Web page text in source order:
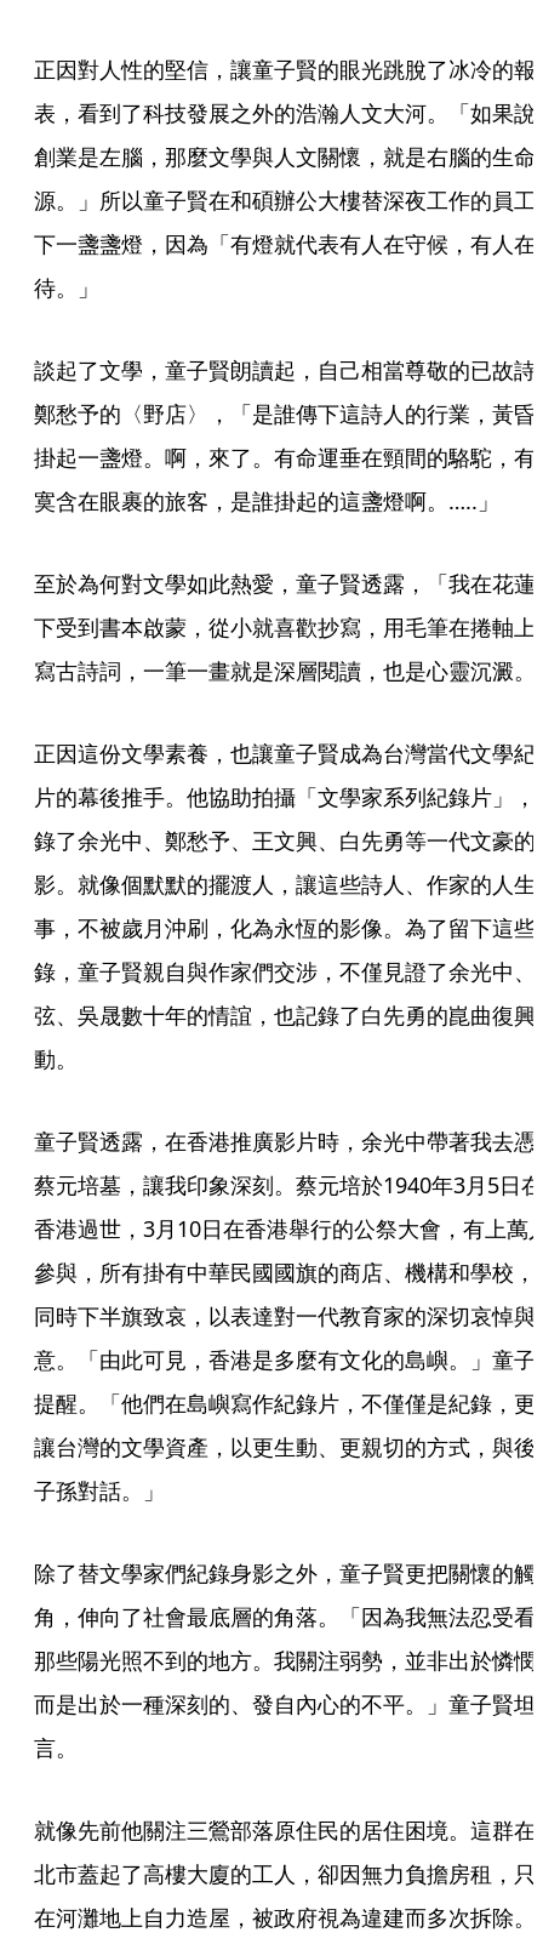
正因對人性的堅信，讓童子賢的眼光跳脫了冰冷的報
表，看到了科技發展之外的浩瀚人文大河。「如果說
創業是左腦，那麼文學與人文關懷，就是右腦的生命
源。」所以童子賢在和碩辦公大樓替深夜工作的員工
下一盞盞燈，因為「有燈就代表有人在守候，有人在
待。」
談起了文學，童子賢朗讀起，自己相當尊敬的已故詩
鄭愁予的〈野店〉，「是誰傳下這詩人的行業，黃昏
掛起一盞燈。啊，來了。有命運垂在頸間的駱駝，有
寞含在眼裹的旅客，是誰掛起的這盞燈啊。…..」
至於為何對文學如此熱愛，童子賢透露，「我在花蓮
下受到書本啟蒙，從小就喜歡抄寫，用毛筆在捲軸上
寫古詩詞，一筆一畫就是深層閱讀，也是心靈沉澱。
正因這份文學素養，也讓童子賢成為台灣當代文學紀
片的幕後推手。他協助拍攝「文學家系列紀錄片」，
錄了余光中、鄭愁予、王文興、白先勇等一代文豪的
影。就像個默默的擺渡人，讓這些詩人、作家的人生
事，不被歲月沖刷，化為永恆的影像。為了留下這些
錄，童子賢親自與作家們交涉，不僅見證了余光中、
弦、吳晟數十年的情誼，也記錄了白先勇的崑曲復興
動。
童子賢透露，在香港推廣影片時，余光中帶著我去憑
蔡元培墓，讓我印象深刻。蔡元培於1940年3月5日在
香港過世，3月10日在香港舉行的公祭大會，有上萬
參與，所有掛有中華民國國旗的商店、機構和學校，
同時下半旗致哀，以表達對一代教育家的深切哀悼與
意。「由此可見，香港是多麼有文化的島嶼。」童子
提醒。「他們在島嶼寫作紀錄片，不僅僅是紀錄，更
讓台灣的文學資產，以更生動、更親切的方式，與後
子孫對話。」
除了替文學家們紀錄身影之外，童子賢更把關懷的觸
角，伸向了社會最底層的角落。「因為我無法忍受看
那些陽光照不到的地方。我關注弱勢，並非出於憐憫
而是出於一種深刻的、發自內心的不平。」童子賢坦
言。
就像先前他關注三鶯部落原住民的居住困境。這群在
北市蓋起了高樓大廈的工人，卻因無力負擔房租，只
在河灘地上自力造屋，被政府視為違建而多次拆除。